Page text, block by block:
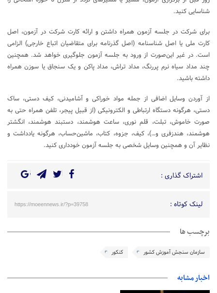
شناسایی کنید.
برای شرکت در جلسه آزمون همراه داشتن و ارائه کارت شرکت در آزمون، اصل
کارت ملی یا اصل شناسنامه (اصل گذرنامه برای متقاضیان اتباع خارجی) الزامی
است. در غیر این‌صورت از ورود به جلسه آزمون جلوگیری خواهد شد. همچنین
چند مداد سیاه نرم پررنگ، مداد تراش، مداد پاکن و یک سنجاق یا سوزن همراه
داشته‌ باشید.
از آوردن وسایل اضافی از جمله مواد خوراکی و آشامیدنی، کیف دستی، ساک
دستی، هرگونه دستگاه ارتباطی و الکترونیکی (از قبیل پیجر، تلفن همراه حتی به
صورت خاموش، تبلت، قلم نوری، ساعت هوشمند، دستبند هوشمند، انگشتر
هوشمند، هندزفری و…)، کیف، جزوه، کتاب، ماشین‌حساب، هرگونه یادداشت و
نظایر آن و همچنین وسایل شخصی به جلسه آزمون خودداری کنید.
اشتراک گذاری :
لینک کوتاه : https://moeennews.ir/?p=39758
برچسب ها
سازمان سنجش آموزش کشور کنکور
اخبار مشابه